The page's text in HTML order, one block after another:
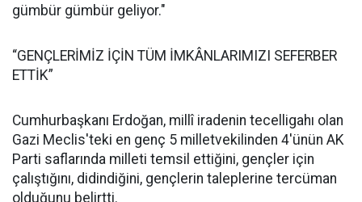
gümbür gümbür geliyor."
“GENÇLERİMİZ İÇİN TÜM İMKÂNLARIMIZI SEFERBER
ETTİK”
Cumhurbaşkanı Erdoğan, millî iradenin tecelligahı olan
Gazi Meclis'teki en genç 5 milletvekilinden 4'ünün AK
Parti saflarında milleti temsil ettiğini, gençler için
çalıştığını, didindiğini, gençlerin taleplerine tercüman
olduğunu belirtti.